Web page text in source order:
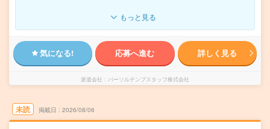
もっと見る
気になる! 応募へ進む 詳しく見る
派遣会社 パーソルテンプスタッフ株式会社
未読 掲載日 2026/08/06